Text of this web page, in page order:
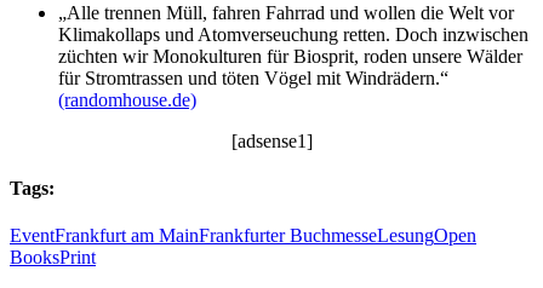
„Alle trennen Müll, fahren Fahrrad und wollen die Welt vor
Klimakollaps und Atomverseuchung retten. Doch inzwischen
züchten wir Monokulturen für Biosprit, roden unsere Wälder
für Stromtrassen und töten Vögel mit Windrädern.“
(randomhouse.de)
[adsense1]
Tags:
EventFrankfurt am MainFrankfurter BuchmesseLesungOpen
BooksPrint